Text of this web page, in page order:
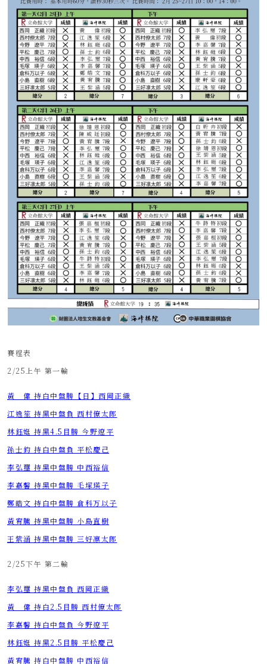
賽程表
2/25上午 第一輪
黃 偉 持白中盤勝【日】西岡正織
江逸笙 持黑中盤負 西村僚太郎
林鈺娗 持黑4.5目勝 今野遼平
孫士鈞 持白中盤負 平松慶己
李弘璽 持黑中盤勝 中西裕信
李嘉馨 持黑中盤勝 毛塚瑛子
鄭皓文 持白中盤勝 倉科万以子
黃宥騰 持黑中盤勝 小島直樹
王紫涵 持黑中盤勝 三好凛太郎
2/25下午 第二輪
李弘璽 持黑中盤負 西岡正織
​​​​​​​黃 偉 持白2.5目勝 西村僚太郎
​​​​​​​李嘉馨 持白中盤負 今野遼平
​​​​​​​林鈺娗 持黑2.5目勝 平松慶己
​​​​​​​黃宥騰 持白中盤勝 中西裕信